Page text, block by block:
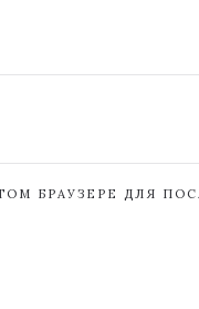
БРАУЗЕРЕ ДЛЯ